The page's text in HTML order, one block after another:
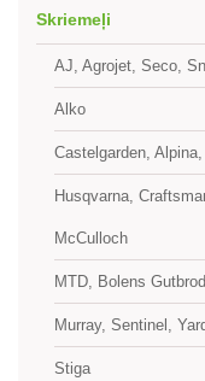
Skriemeļi
AJ, Agrojet, Seco,
Alko
Castelgarden,
Husqvarna,
McCulloch
MTD, Bolens
Murray, Sentinel,
Stiga